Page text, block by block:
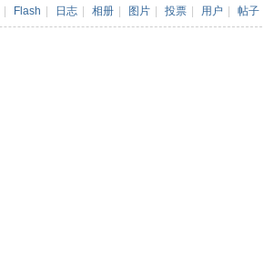
Flash 日志 相册 图片 投票 用户 帖子